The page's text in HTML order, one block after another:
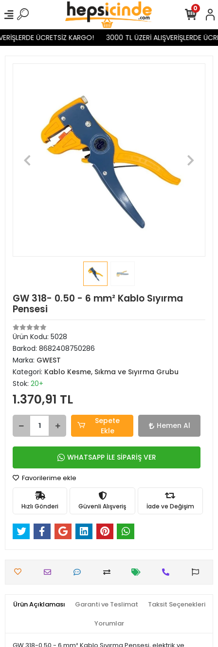
ÜCRETSİZ KARGO! 3000 TL ÜZERİ ALIŞVERİŞLERDE
0
GW 318- 0.50 - 6 mm² Kablo Sıyırma
Pensesi
Ürün Kodu: 5028
Barkod: 8682408750286
Marka: GWEST
Kategori: Kablo Kesme, Sıkma ve Sıyırma Grubu
Stok: 20+
1.370,91 TL
Sepete
Ekle
Hemen Al
WHATSAPP İLE SİPARİŞ VER
Favorilerime ekle
Hızlı Gönderi Güvenli Alışveriş İade ve Değişim
Ürün Açıklaması Garanti ve Teslimat Taksit Seçenekleri
Yorumlar